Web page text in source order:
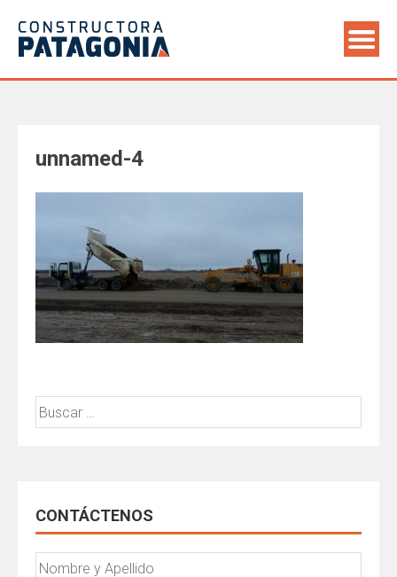
contenido
unnamed-4
Buscar:
CONTÁCTENOS